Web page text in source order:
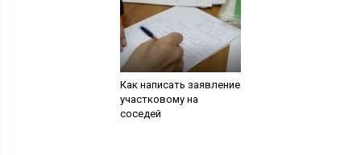
Как написать заявление
участковому на
соседей